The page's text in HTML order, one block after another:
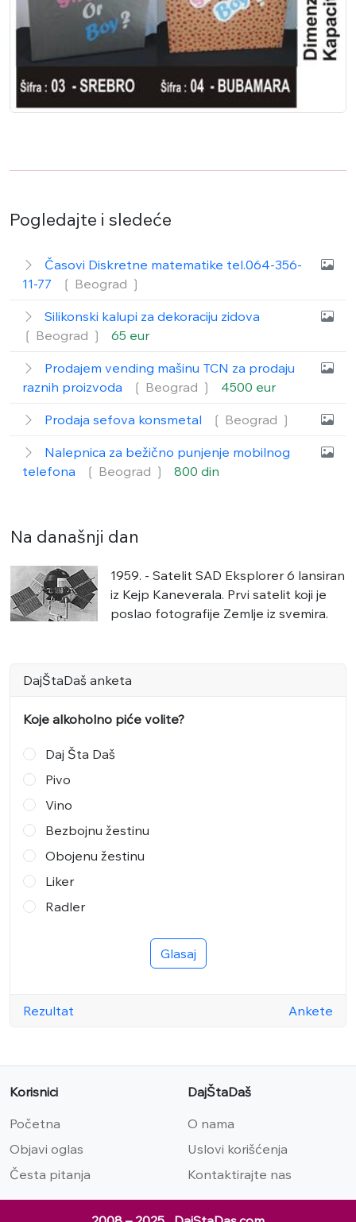
Pogledajte i sledeće
Časovi Diskretne matematike tel.064-356-
11-77
❲ Beograd ❳
Silikonski kalupi za dekoraciju zidova
❲ Beograd ❳ 65 eur
Prodajem vending mašinu TCN za prodaju
raznih proizvoda
❲ Beograd ❳ 4500 eur
Prodaja sefova konsmetal ❲ Beograd ❳
Nalepnica za bežično punjenje mobilnog
telefona
❲ Beograd ❳ 800 din
Na današnji dan
1959. - Satelit SAD Eksplorer 6 lansiran
iz Kejp Kaneverala. Prvi satelit koji je
poslao fotografije Zemlje iz svemira.
DajŠtaDaš anketa
Koje alkoholno piće volite?
Daj Šta Daš
Pivo
Vino
Bezbojnu žestinu
Obojenu žestinu
Liker
Radler
Glasaj
Rezultat Ankete
Korisnici
Početna
Objavi oglas
Česta pitanja
DajŠtaDaš
O nama
Uslovi korišćenja
Kontaktirajte nas